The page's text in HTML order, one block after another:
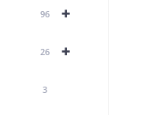
+
96
+
26
3